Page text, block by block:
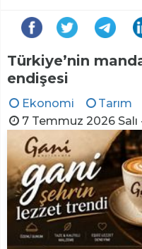
Türkiye’nin
endişesi
Ekonomi
Tarım
7 Temmuz 2026 Salı